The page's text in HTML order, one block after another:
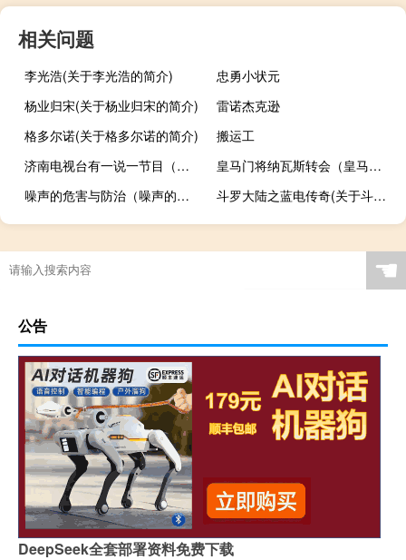
相关问题
李光浩(关于李光浩的简介)
忠勇小状元
杨业归宋(关于杨业归宋的简介)
雷诺杰克逊
格多尔诺(关于格多尔诺的简介)
搬运工
济南电视台有一说一节目（济南电视台有一说一）
皇马门将纳瓦斯转会（皇马门将）
噪声的危害与防治（噪声的危害）
斗罗大陆之蓝电传奇(关于斗罗大陆之蓝电传奇的简介)
☚
公告
DeepSeek全套部署资料免费下载